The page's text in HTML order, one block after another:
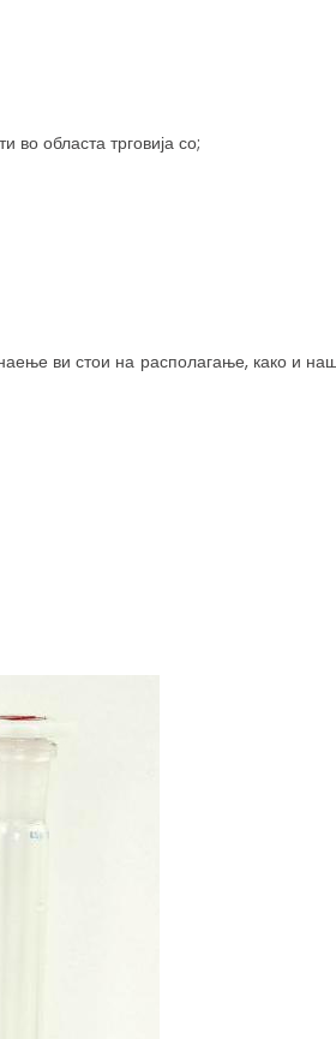
областа трговија со;
ви стои на располагање, како и